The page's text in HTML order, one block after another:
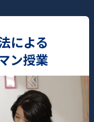
による
ン授業